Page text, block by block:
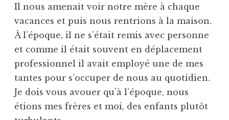
Il nous amenait voir notre mère à chaque
vacances et puis nous rentrions à la maison.
À l’époque, il ne s’était remis avec personne
et comme il était souvent en déplacement
professionnel il avait employé une de mes
tantes pour s’occuper de nous au quotidien.
Je dois vous avouer qu’à l’époque, nous
étions mes frères et moi, des enfants plutôt